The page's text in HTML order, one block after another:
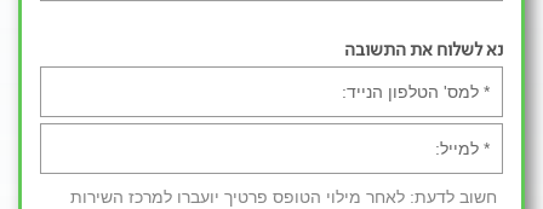
נא לשלוח את התשובה
חשוב לדעת: לאחר מילוי הטופס פרטיך יועברו למרכז השירות